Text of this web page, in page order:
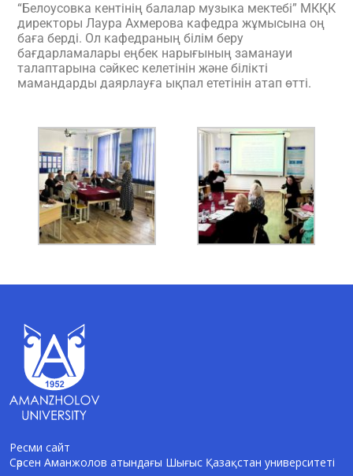
“Белоусовка кентінің балалар музыка мектебі” МКҚК
директоры Лаура Ахмерова кафедра жұмысына оң
баға берді. Ол кафедраның білім беру
бағдарламалары еңбек нарығының заманауи
талаптарына сәйкес келетінін және білікті
мамандарды даярлауға ықпал ететінін атап өтті.
Ресми сайт
Сәрсен Аманжолов атындағы Шығыс Қазақстан университеті
AI-Talapker